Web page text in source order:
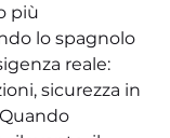
più
lo spagnolo
reale:
sicurezza in